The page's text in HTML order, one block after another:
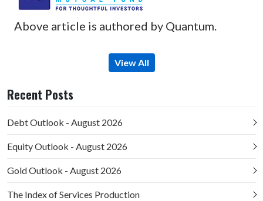
Above article is authored by Quantum.
View All
Recent Posts
Debt Outlook - August 2026
Equity Outlook - August 2026
Gold Outlook - August 2026
The Index of Services Production